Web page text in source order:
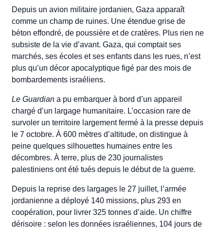
Depuis un avion militaire jordanien, Gaza apparaît
comme un champ de ruines. Une étendue grise de
béton effondré, de poussière et de cratères. Plus rien ne
subsiste de la vie d’avant. Gaza, qui comptait ses
marchés, ses écoles et ses enfants dans les rues, n’est
plus qu’un décor apocalyptique figé par des mois de
bombardements israéliens.
Le Guardian a pu embarquer à bord d’un appareil
chargé d’un largage humanitaire. L’occasion rare de
survoler un territoire largement fermé à la presse depuis
le 7 octobre. À 600 mètres d’altitude, on distingue à
peine quelques silhouettes humaines entre les
décombres. À terre, plus de 230 journalistes
palestiniens ont été tués depuis le début de la guerre.
Depuis la reprise des largages le 27 juillet, l’armée
jordanienne a déployé 140 missions, plus 293 en
coopération, pour livrer 325 tonnes d’aide. Un chiffre
dérisoire : selon les données israéliennes, 104 jours de